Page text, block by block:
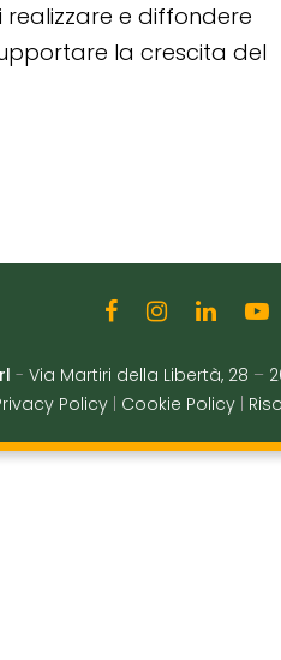
realizzare e diffondere
la crescita del
- Via Martiri della Libertà, 28 –
Policy
Cookie Policy